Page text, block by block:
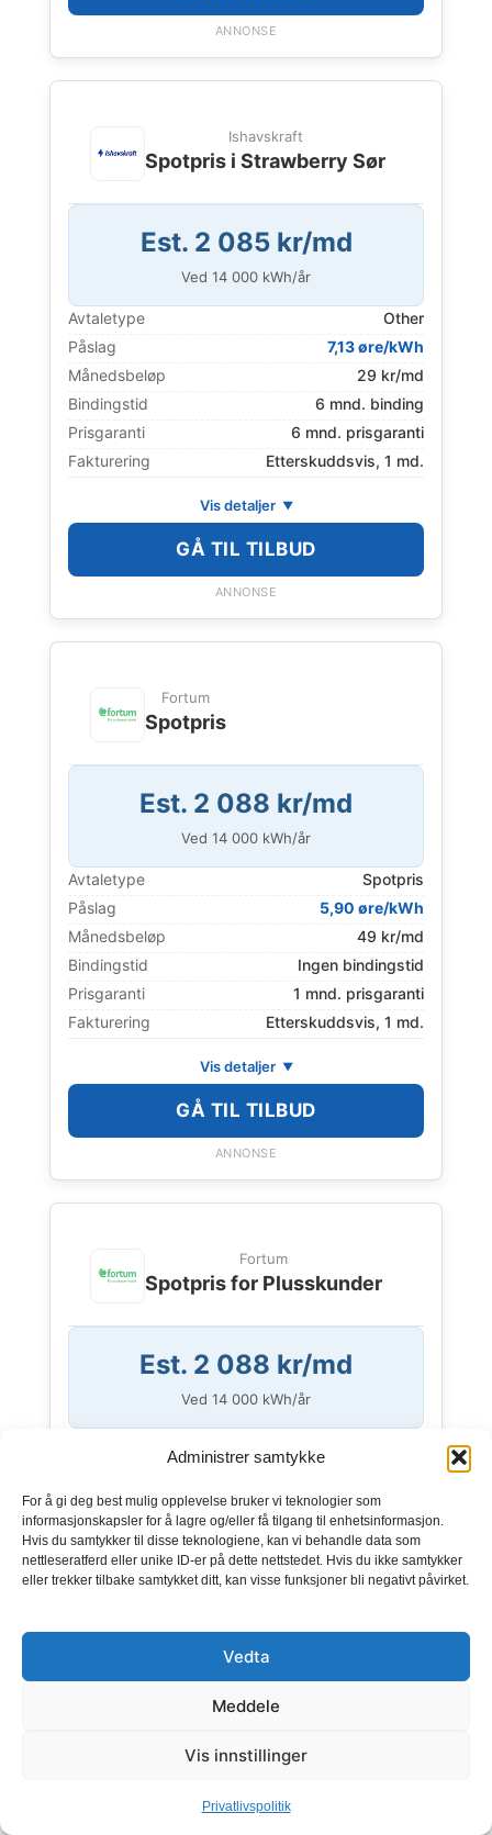
Administrer samtykke
For å gi deg best mulig opplevelse bruker vi teknologier som
informasjonskapsler for å lagre og/eller få tilgang til enhetsinformasjon.
Hvis du samtykker til disse teknologiene, kan vi behandle data som
nettleseratferd eller unike ID-er på dette nettstedet. Hvis du ikke samtykker
eller trekker tilbake samtykket ditt, kan visse funksjoner bli negativt påvirket.
Vedta
Meddele
Vis innstillinger
Privatlivspolitik
ANNONSE
Ishavskraft
Spotpris i Strawberry Sør
Est. 2 085 kr/md
Ved 14 000 kWh/år
Avtaletype
Other
Påslag
7,13 øre/kWh
Månedsbeløp
29 kr/md
Bindingstid
6 mnd. binding
Prisgaranti
6 mnd. prisgaranti
Fakturering
Etterskuddsvis, 1 md.
Vis detaljer
GÅ TIL TILBUD
ANNONSE
Fortum
Spotpris
Est. 2 088 kr/md
Ved 14 000 kWh/år
Avtaletype
Spotpris
Påslag
5,90 øre/kWh
Månedsbeløp
49 kr/md
Bindingstid
Ingen bindingstid
Prisgaranti
1 mnd. prisgaranti
Fakturering
Etterskuddsvis, 1 md.
Vis detaljer
GÅ TIL TILBUD
ANNONSE
Fortum
Spotpris for Plusskunder
Est. 2 088 kr/md
Ved 14 000 kWh/år
5,90 øre/kWh
Månedsbeløp
49 kr/md
Bindingstid
Ingen bindingstid
Prisgaranti
1 mnd. prisgaranti
Fakturering
Etterskuddsvis, 1 md.
GÅ TIL TILBUD
ANNONSE
Fortum